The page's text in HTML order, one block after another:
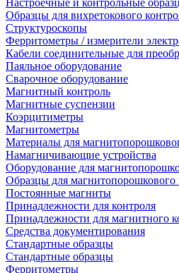
Настроечные и контрольные
Образцы для вихретокового
Структуроскопы
Ферритометры / измерители
Кабели соединительные для
Паяльное оборудование
Сварочное оборудование
Магнитный контроль
Магнитные суспензии
Коэрцитиметры
Магнитометры
Материалы для
Намагничивающие устройства
Оборудование для
Образцы для магнитопорошкового
Постоянные магниты
Принадлежности для контроля
Принадлежности для магнитного
Средства документирования
Стандартные образцы
Стандартные образцы
Ферритометры